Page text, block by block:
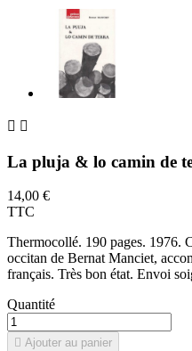
 
La pluja & lo camin de
14,00 €
TTC
Thermocollé. 190 pages. 1976.
occitan de Bernat Manciet,
français. Très bon état. Envoi
Quantité
 Ajouter au panier